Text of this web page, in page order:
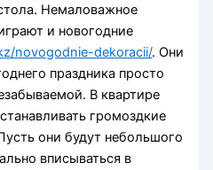
Немаловажное
и новогодние
novogodnie-dekoracii/. Они
праздника просто
В квартире
громоздкие
они будут небольшого
вписываться в